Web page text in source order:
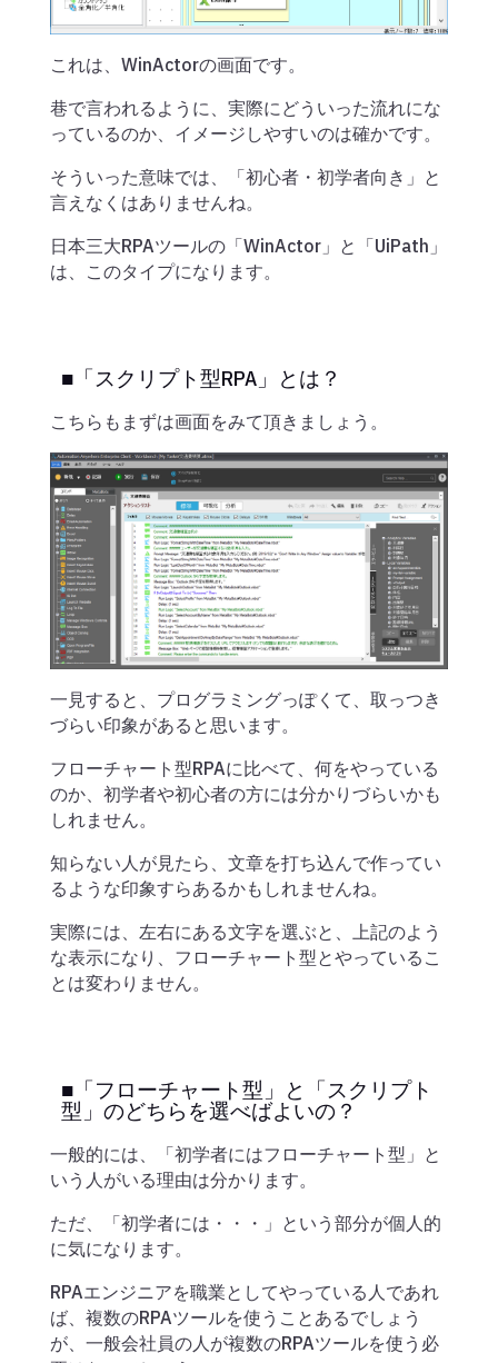
これは、WinActorの画面です。
巷で言われるように、実際にどういった流れにな
っているのか、イメージしやすいのは確かです。
そういった意味では、「初心者・初学者向き」と
言えなくはありませんね。
日本三大RPAツールの「WinActor」と「UiPath」
は、このタイプになります。
■「スクリプト型RPA」とは？
こちらもまずは画面をみて頂きましょう。
一見すると、プログラミングっぽくて、取っつき
づらい印象があると思います。
フローチャート型RPAに比べて、何をやっている
のか、初学者や初心者の方には分かりづらいかも
しれません。
知らない人が見たら、文章を打ち込んで作ってい
るような印象すらあるかもしれませんね。
実際には、左右にある文字を選ぶと、上記のよう
な表示になり、フローチャート型とやっているこ
とは変わりません。
■「フローチャート型」と「スクリプト
型」のどちらを選べばよいの？
一般的には、「初学者にはフローチャート型」と
いう人がいる理由は分かります。
ただ、「初学者には・・・」という部分が個人的
に気になります。
RPAエンジニアを職業としてやっている人であれ
ば、複数のRPAツールを使うことあるでしょう
が、一般会社員の人が複数のRPAツールを使う必